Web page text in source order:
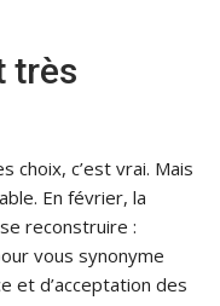
très
choix, c’est vrai. Mais
En février, la
reconstruire :
vous synonyme
et d’acceptation des